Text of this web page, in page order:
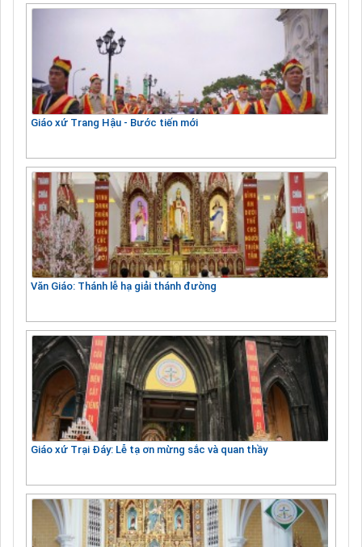
Giáo xứ Trang Hậu - Bước tiến mới
Văn Giáo: Thánh lễ hạ giải thánh đường
Giáo xứ Trại Đáy: Lễ tạ ơn mừng sắc và quan thầy